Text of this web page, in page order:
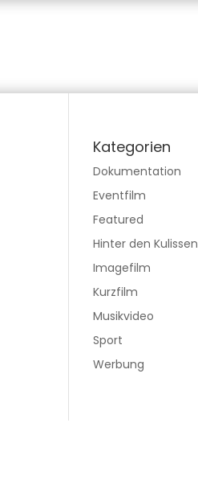
Kategorien
Dokumentation
Eventfilm
Featured
Hinter den Kulissen
Imagefilm
Kurzfilm
Musikvideo
Sport
Werbung